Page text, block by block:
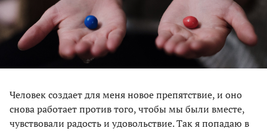
Человек создает для меня новое препятствие, и оно
снова работает против того, чтобы мы были вместе,
чувствовали радость и удовольствие. Так я попадаю в